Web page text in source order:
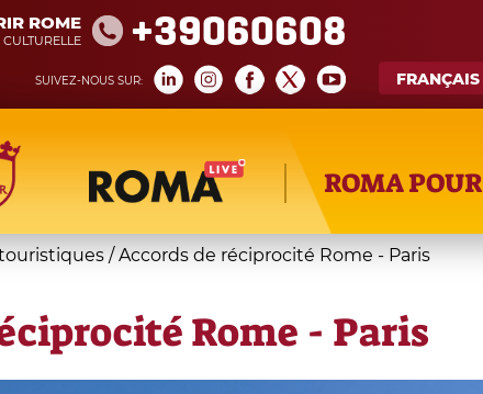
ROME +39060608
SUIVEZ-NOUS SUR:
ROMA POUR
/Accords de réciprocité Rome - Paris
Rome - Paris